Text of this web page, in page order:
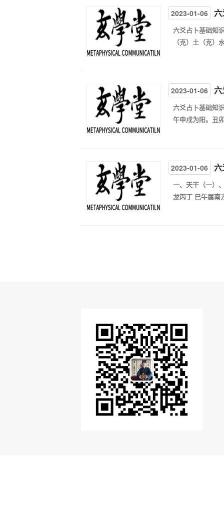
2023-01-06
六爻占卜基础知
（克）土（克
2023-01-06
六爻占卜基础知
午申戌为阳。丑
2023-01-06
一、天干（一）
龙丙丁 巳午属南